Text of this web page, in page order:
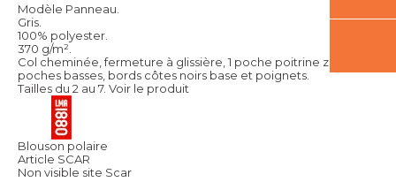
Modèle Panneau.
Gris.
100% polyester.
370 g/m².
Col cheminée, fermeture à glissière, 1 poche poitrine zippée, 2
poches basses, bords côtes noirs base et poignets.
Tailles du 2 au 7. Voir le produit
Blouson polaire
Article SCAR
Non visible site Scar